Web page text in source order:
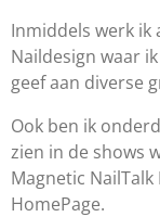
Inmiddels werk ik
Naildesign waar
geef aan diverse
Ook ben ik
zien in de shows
Magnetic
HomePage.